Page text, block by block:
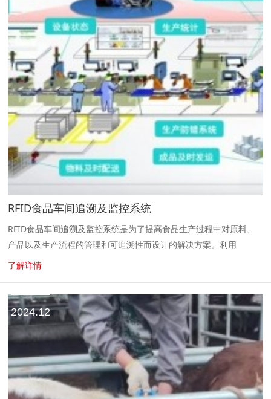
RFID食品车间追溯及监控系统
RFID食品车间追溯及监控系统是为了提高食品生产过程中对原料、
产品以及生产流程的管理和可追溯性而设计的解决方案。利用
RFID（无线射频识别）技术，可以对食品的生产、加工、运输等各
了解详情
2024.12